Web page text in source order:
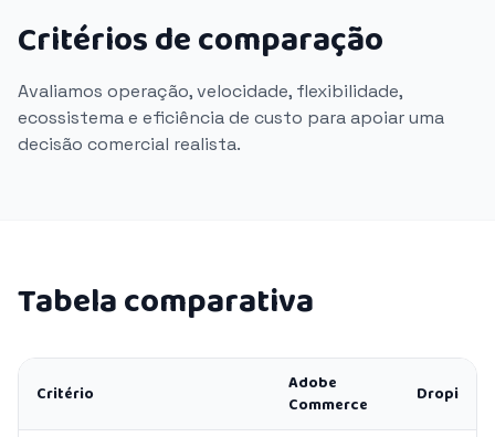
Critérios de comparação
Avaliamos operação, velocidade, flexibilidade,
ecossistema e eficiência de custo para apoiar uma
decisão comercial realista.
Tabela comparativa
Critério
Adobe
Commerce
Dropi